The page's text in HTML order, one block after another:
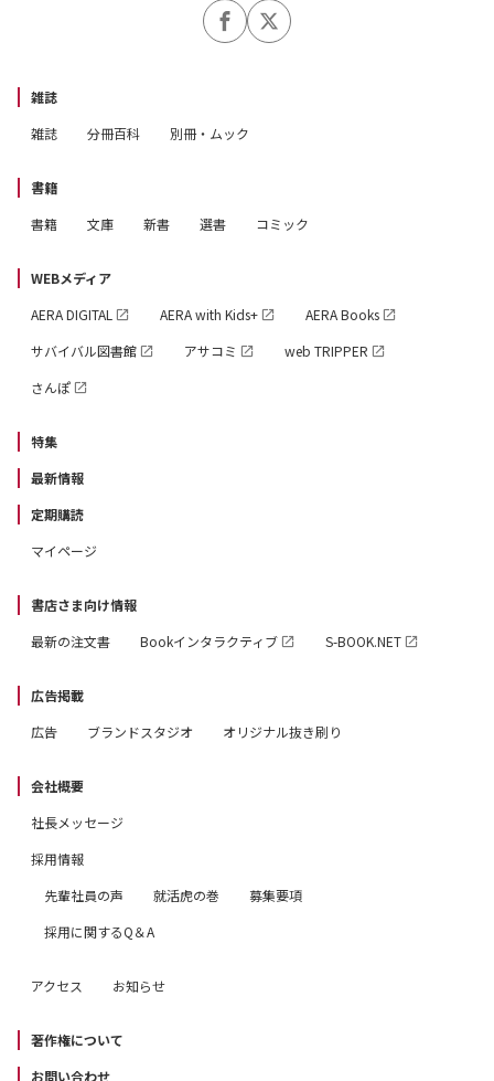
雑誌
雑誌
分冊百科 別冊・ムック
書籍
書籍
文庫 新書 選書 コミック
WEBメディア
AERA DIGITAL
AERA with Kids+
AERA Books
サバイバル図書館
アサコミ
web TRIPPER
さんぽ
特集
最新情報
定期購読
マイページ
書店さま向け情報
最新の注文書
Bookインタラクティブ S-BOOK.NET
広告掲載
広告
ブランドスタジオ オリジナル抜き刷り
会社概要
社長メッセージ
採用情報
先輩社員の声
就活虎の巻
募集要項
採用に関するQ＆A
アクセス お知らせ
著作権について
お問い合わせ